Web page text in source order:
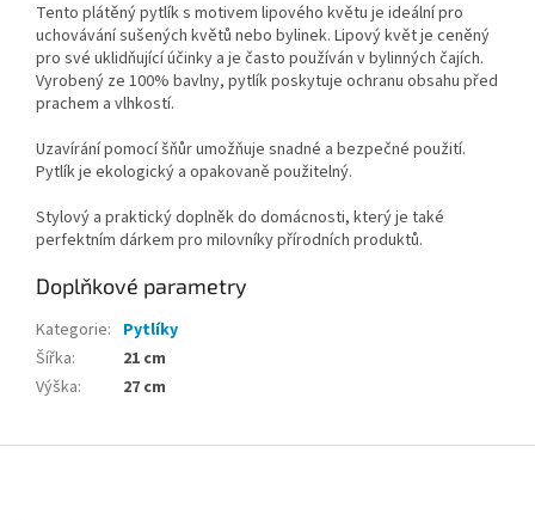
Tento plátěný pytlík s motivem lipového květu je ideální pro
uchovávání sušených květů nebo bylinek. Lipový květ je ceněný
pro své uklidňující účinky a je často používán v bylinných čajích.
Vyrobený ze 100% bavlny, pytlík poskytuje ochranu obsahu před
prachem a vlhkostí.
Uzavírání pomocí šňůr umožňuje snadné a bezpečné použití.
Pytlík je ekologický a opakovaně použitelný.
Stylový a praktický doplněk do domácnosti, který je také
perfektním dárkem pro milovníky přírodních produktů.
Doplňkové parametry
Kategorie: Pytlíky
Šířka:
21 cm
Výška: 27 cm